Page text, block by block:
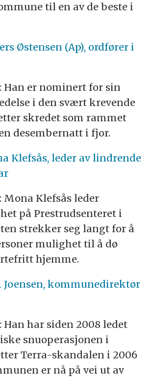
til en av de beste i
Østensen (Ap), ordfører i
Han er nominert for sin
i den svært krevende
skredet som rammet
desembernatt i fjor.
Klefsås, leder av lindrende
Mona Klefsås leder
på Prestrudsenteret i
strekker seg langt for å
mulighet til å dø
hjemme.
Joensen, kommunedirektør
Han har siden 2008 ledet
snuoperasjonen i
Terra-skandalen i 2006
er nå på vei ut av